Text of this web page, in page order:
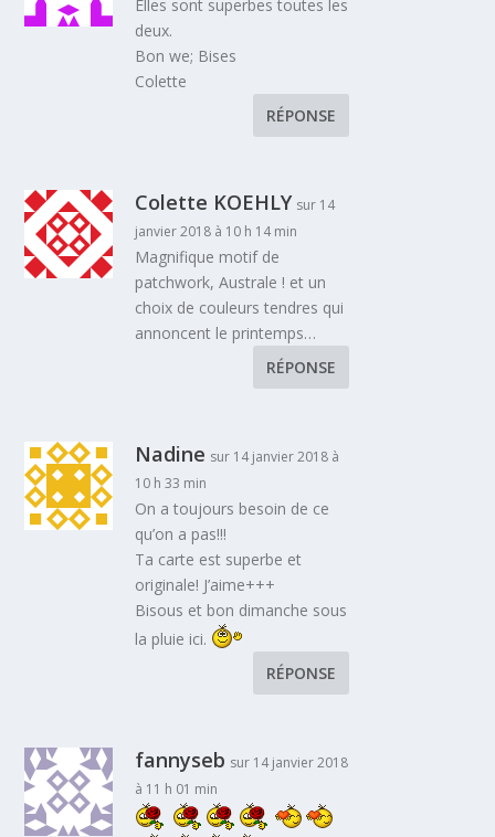
Elles sont superbes toutes les
deux.
Bon we; Bises
Colette
RÉPONSE
Colette KOEHLY sur 14
janvier 2018 à 10 h 14 min
Magnifique motif de
patchwork, Australe ! et un
choix de couleurs tendres qui
annoncent le printemps…
RÉPONSE
Nadine sur 14 janvier 2018 à
10 h 33 min
On a toujours besoin de ce
qu’on a pas!!!
Ta carte est superbe et
originale! J’aime+++
Bisous et bon dimanche sous
la pluie ici.
RÉPONSE
fannyseb sur 14 janvier 2018
à 11 h 01 min